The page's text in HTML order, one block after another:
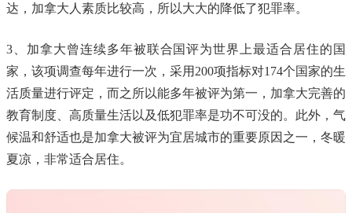
达，加拿大人素质比较高，所以大大的降低了犯罪率。
3、加拿大曾连续多年被联合国评为世界上最适合居住的国
家，该项调查每年进行一次，采用200项指标对174个国家的生
活质量进行评定，而之所以能多年被评为第一，加拿大完善的
教育制度、高质量生活以及低犯罪率是功不可没的。此外，气
候温和舒适也是加拿大被评为宜居城市的重要原因之一，冬暖
夏凉，非常适合居住。